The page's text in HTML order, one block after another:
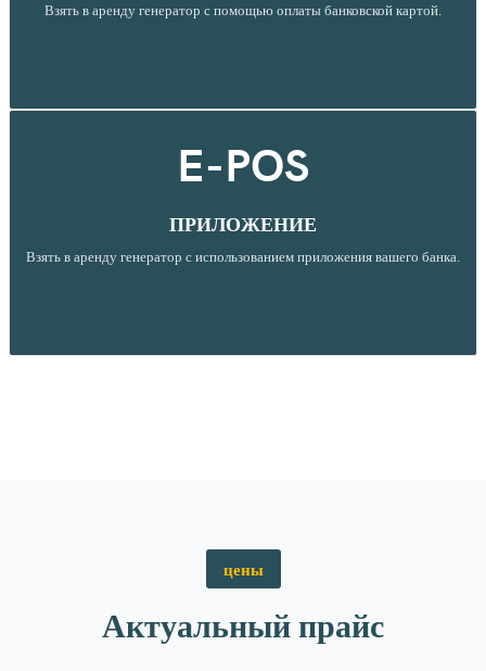
Взять в аренду генератор с помощью оплаты банковской картой.
E-POS
ПРИЛОЖЕНИЕ
Взять в аренду генератор с использованием приложения вашего банка.
цены
Актуальный прайс